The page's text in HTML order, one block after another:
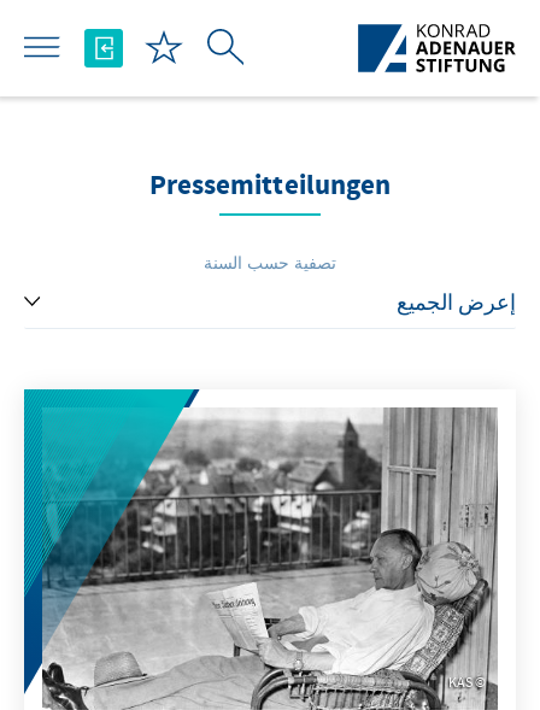
تخطي إلى المحتوى الرئيسي
Pressemitteilungen
تصفية حسب السنة
KAS